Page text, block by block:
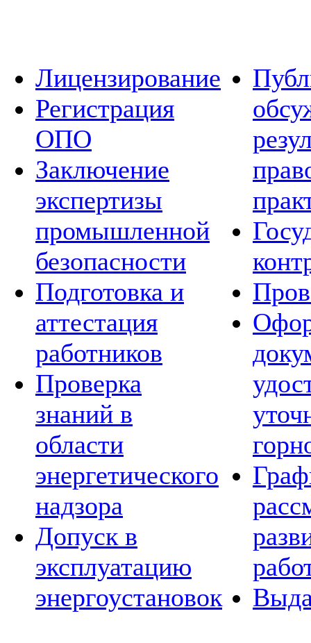
Лицензирование
Регистрация
ОПО
Заключение
экспертизы
промышленной
безопасности
Подготовка и
аттестация
работников
Проверка
знаний в
области
энергетического
надзора
Допуск в
эксплуатацию
энергоустановок